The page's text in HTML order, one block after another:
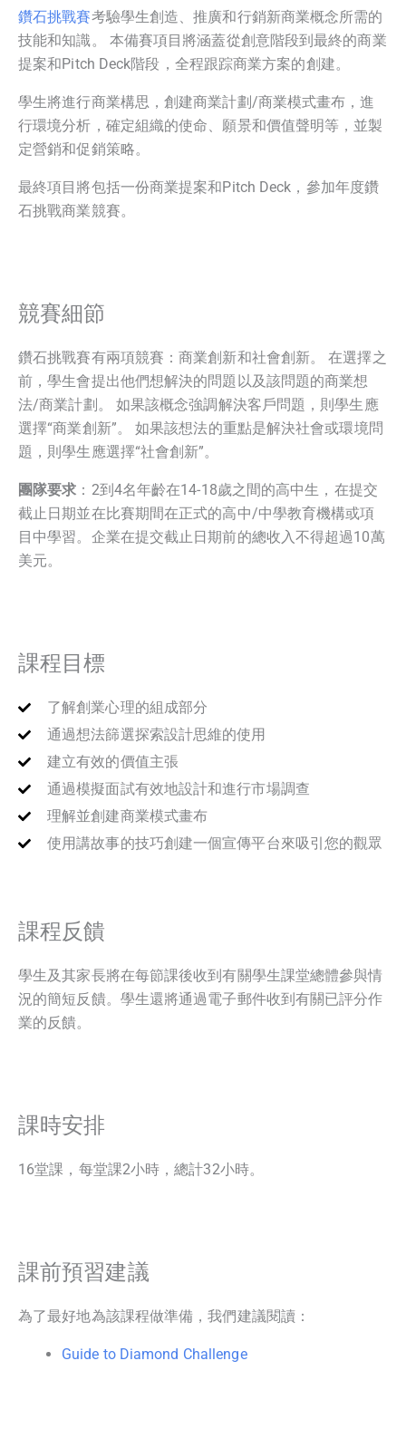
鑽石挑戰賽考驗學生創造、推廣和行銷新商業概念所需的
技能和知識。 本備賽項目將涵蓋從創意階段到最終的商業
提案和Pitch Deck階段，全程跟踪商業方案的創建。
學生將進行商業構思，創建商業計劃/商業模式畫布，進
行環境分析，確定組織的使命、願景和價值聲明等，並製
定營銷和促銷策略。
最終項目將包括一份商業提案和Pitch Deck，參加年度鑽
石挑戰商業競賽。
競賽細節
鑽石挑戰賽有兩項競賽：商業創新和社會創新。 在選擇之
前，學生會提出他們想解決的問題以及該問題的商業想
法/商業計劃。 如果該概念強調解決客戶問題，則學生應
選擇“商業創新”。 如果該想法的重點是解決社會或環境問
題，則學生應選擇“社會創新”。
團隊要求 ：2到4名年齡在14-18歲之間的高中生，在提交
截止日期並在比賽期間在正式的高中/中學教育機構或項
目中學習。企業在提交截止日期前的總收入不得超過10萬
美元。
課程目標
了解創業心理的組成部分
通過想法篩選探索設計思維的使用
建立有效的價值主張
通過模擬面試有效地設計和進行市場調查
理解並創建商業模式畫布
使用講故事的技巧創建一個宣傳平台來吸引您的觀眾
課程反饋
學生及其家長將在每節課後收到有關學生課堂總體參與情
況的簡短反饋。學生還將通過電子郵件收到有關已評分作
業的反饋。
課時安排
16堂課，每堂課2小時，總計32小時。
課前預習建議
為了最好地為該課程做準備，我們建議閱讀：
Guide to Diamond Challenge